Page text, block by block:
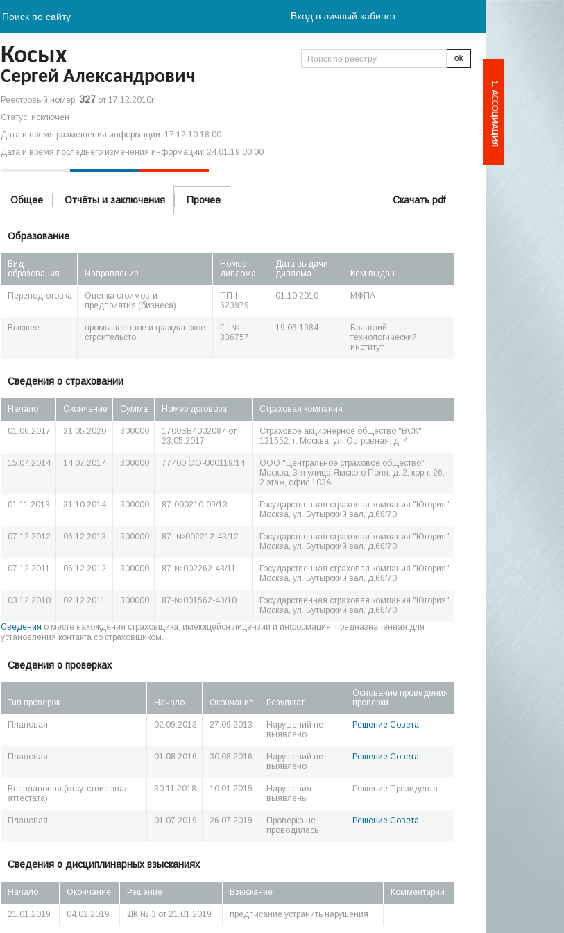
Вход в личный кабинет
Косых
Сергей Александрович
Реестровый номер: 327 от 17.12.2010г.
Статус: исключен
Дата и время размещения информации: 17.12.10 18:00
Дата и время последнего изменения информации: 24.01.19 00:00
Общее Отчёты и заключения Прочее Скачать pdf
Образование
Вид
образования
Направление
Номер
диплома
Дата выдачи
диплома
Кем выдан
Переподготовка
Оценка стоимости
предприятия (бизнеса)
ПП-I
623979
01.10.2010 МФПА
Высшее
промышленное и гражданское
строительсто
Г-I №
836757
19.06.1984
Брянский
технологический
институт
Сведения о страховании
Начало Окончание Сумма Номер договора Страховая компания
01.06.2017 31.05.2020 300000
1700SB4002087 от
23.05.2017
Страховое акционерное общество "ВСК"
121552, г. Москва, ул. Островная, д. 4
15.07.2014 14.07.2017 300000 77700 ОО-000119/14
ООО "Центральное страховое общество"
Москва, 3-я улица Ямского Поля, д. 2, корп. 26,
2 этаж, офис 103А
01.11.2013 31.10.2014 300000 87-000210-09/13
Государственная страховая компания "Югория"
Москва, ул. Бутырский вал, д.68/70
07.12.2012 06.12.2013 300000 87- №002212-43/12
Государственная страховая компания "Югория"
Москва, ул. Бутырский вал, д.68/70
07.12.2011 06.12.2012 300000 87-№002262-43/11
Государственная страховая компания "Югория"
Москва, ул. Бутырский вал, д.68/70
03.12.2010 02.12.2011 300000 87-№001562-43/10
Государственная страховая компания "Югория"
Москва, ул. Бутырский вал, д.68/70
Сведения о месте нахождения страховщика, имеющейся лицензии и информация, предназначенная для
установления контакта со страховщиком.
Сведения о проверках
Тип проверок Начало Окончание Результат
Основание проведения
проверки
Плановая 02.09.2013 27.09.2013
Нарушений не
выявлено
Решение Совета
Плановая 01.08.2016 30.08.2016
Нарушений не
выявлено
Решение Совета
Внеплановая (отсутствие квал.
аттестата)
30.11.2018 10.01.2019
Нарушения
выявлены
Решение Президента
Плановая 01.07.2019 26.07.2019
Проверка не
проводилась
Решение Совета
Сведения о дисциплинарных взысканиях
Начало Окончание Решение Взыскание Комментарий
21.01.2019 04.02.2019 ДК № 3 от 21.01.2019 предписание устранить нарушения
1. АССОЦИАЦИЯ